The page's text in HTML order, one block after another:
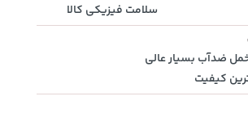
خرید 2,729,000 تومان خرید
سلامت فیزیکی کالا
ضدآب بسیار عالی
کیفیت